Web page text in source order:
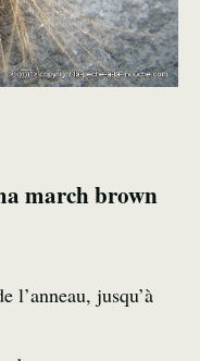
march brown
l’anneau, jusqu’à